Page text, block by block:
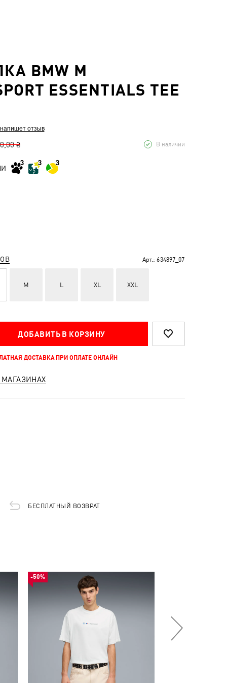
BMW M
ESSENTIALS TEE
отзыв
₴ В наличии
Арт.: 634897_07
M L XL XXL
ДОБАВИТЬ В КОРЗИНУ
ДОСТАВКА ПРИ ОПЛАТЕ ОНЛАЙН
БЕСПЛАТНЫЙ ВОЗВРАТ
-50%